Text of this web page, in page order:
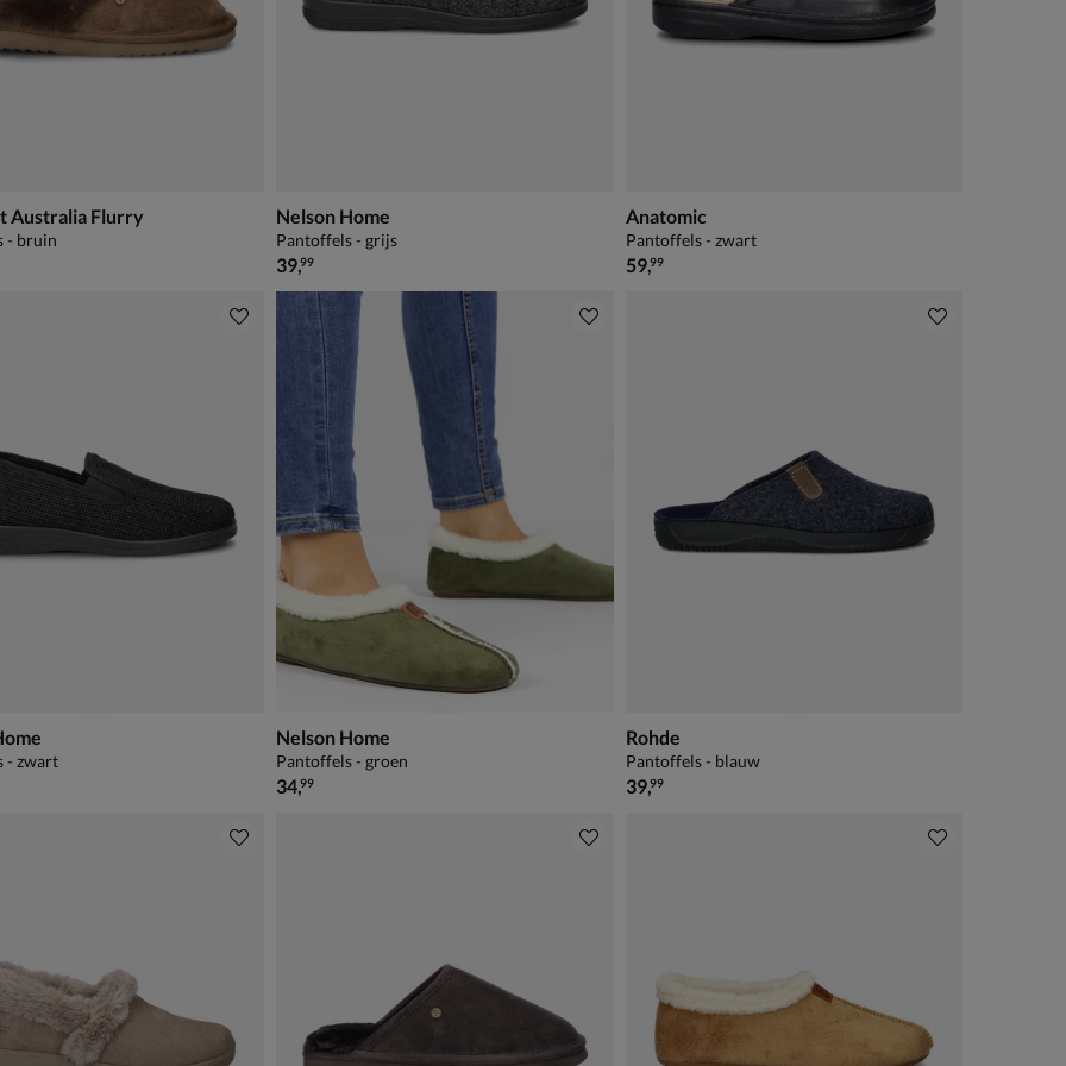
Australia Flurry
- bruin
Nelson Home
Pantoffels - grijs
€ 39,99
39,99
Anatomic
Pantoffels - zwart
€ 59,99
59,99
- zwart
Nelson Home
Pantoffels - groen
€ 34,99
34,99
Rohde
Pantoffels - blauw
€ 39,99
39,99